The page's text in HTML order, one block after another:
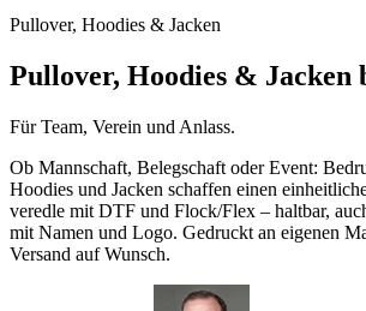
Pullover, Hoodies & Jacken
Pullover, Hoodies & Jacken
Für Team, Verein und Anlass.
Ob Mannschaft, Belegschaft oder Event:
Hoodies und Jacken schaffen einen
veredle mit DTF und Flock/Flex – haltbar,
mit Namen und Logo. Gedruckt an eigenen
Versand auf Wunsch.